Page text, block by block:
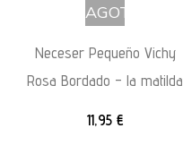
AGOTADO
Neceser Pequeño Vichy
Rosa Bordado – la matilda
11,95 €